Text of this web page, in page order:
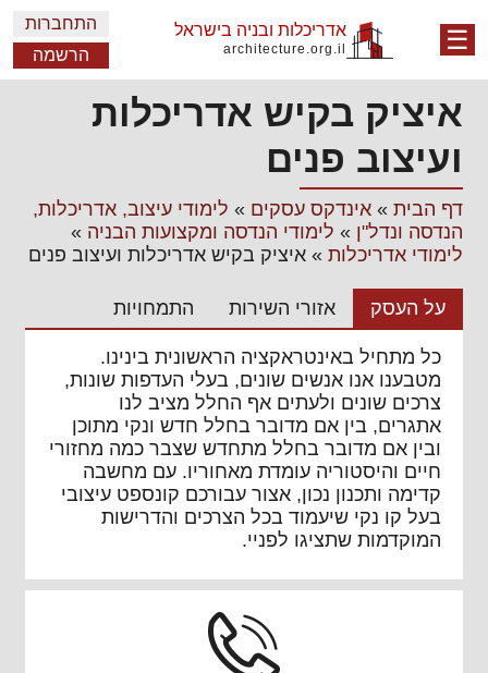
☰ אדריכלות ובניה בישראל
architecture.org.il
התחברות
הרשמה
איציק בקיש אדריכלות
ועיצוב פנים
דף הבית» אינדקס עסקים » לימודי עיצוב, אדריכלות,
הנדסה ונדל"ן » לימודי הנדסה ומקצועות הבניה »
לימודי אדריכלות» איציק בקיש אדריכלות ועיצוב פנים
על העסק אזורי השירות התמחויות
כל מתחיל באינטראקציה הראשונית בינינו.
מטבענו אנו אנשים שונים, בעלי העדפות שונות,
צרכים שונים ולעתים אף החלל מציב לנו
אתגרים, בין אם מדובר בחלל חדש ונקי מתוכן
ובין אם מדובר בחלל מתחדש שצבר כמה מחזורי
חיים והיסטוריה עומדת מאחוריו. עם מחשבה
קדימה ותכנון נכון, אצור עבורכם קונספט עיצובי
בעל קו נקי שיעמוד בכל הצרכים והדרישות
המוקדמות שתציגו לפניי.